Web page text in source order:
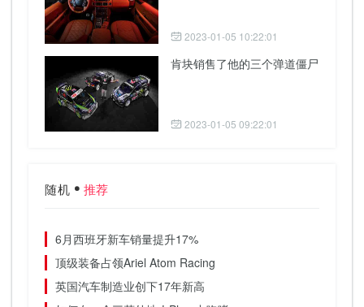
2023-01-05 10:22:01
肯块销售了他的三个弹道僵尸
2023-01-05 09:22:01
随机 推荐
6月西班牙新车销量提升17%
顶级装备占领Ariel Atom Racing
英国汽车制造业创下17年新高